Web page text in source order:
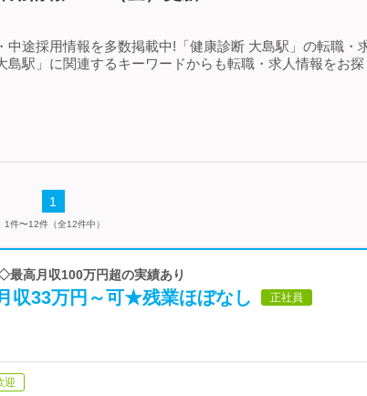
途採用情報を多数掲載中!「健康診断 大島駅」の転職・
駅」に関連するキーワードからも転職・求人情報をお探
1
1件〜12件（全12件中）
高月収100万円超の実績あり
収33万円～可★残業ほぼなし 正社員
迎